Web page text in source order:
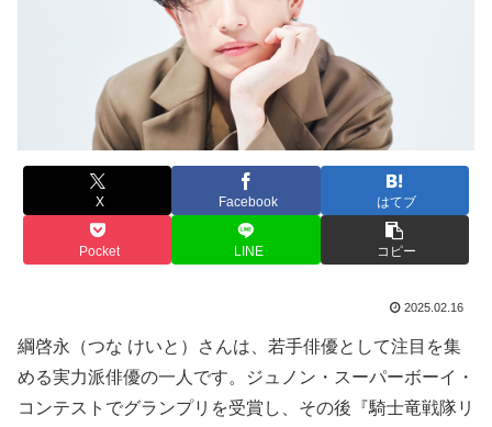
X Facebook はてブ
Pocket LINE コピー
2025.02.16
綱啓永（つな けいと）さんは、若手俳優として注目を集
める実力派俳優の一人です。ジュノン・スーパーボーイ・
コンテストでグランプリを受賞し、その後『騎士竜戦隊リ